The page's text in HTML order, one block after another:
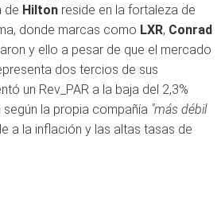
de Hilton reside en la fortaleza de
donde marcas como LXR, Conrad
y ello a pesar de que el mercado
dos tercios de sus
un Rev_PAR a la baja del 2,3%
la propia compañía "más débil
a la inflación y las altas tasas de